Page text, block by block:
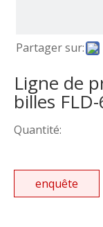
Partager sur:
Ligne de
billes
Quantité:
enquête